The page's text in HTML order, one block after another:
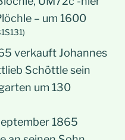
– um 1600
verkauft Johannes
Schöttle sein
um 130
1865